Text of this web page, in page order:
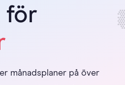
för
månadsplaner på över